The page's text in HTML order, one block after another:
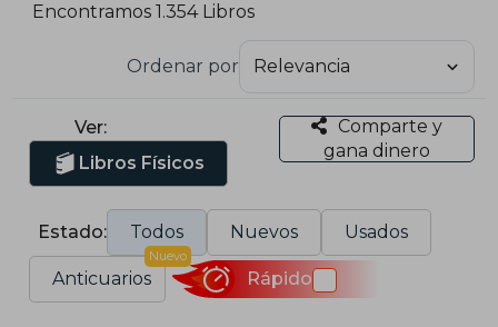
Encontramos 1.354 Libros
Ordenar por
Ver:
Libros Físicos
Comparte y
gana dinero
Estado: Todos Nuevos Usados
Anticuarios
Nuevo
Rápido